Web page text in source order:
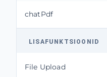
chatPdf
LISAFUNKTSIOONID
File Upload